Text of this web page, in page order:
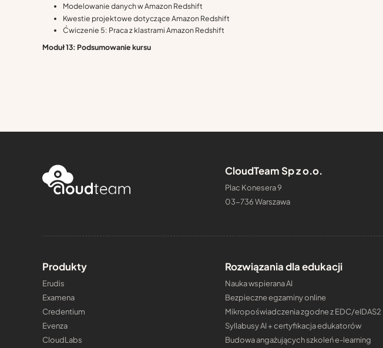
Modelowanie danych w Amazon Redshift
Kwestie projektowe dotyczące Amazon Redshift
Ćwiczenie 5: Praca z klastrami Amazon Redshift
Moduł 13: Podsumowanie kursu
CloudTeam Sp z o.o.
Plac Konesera 9
03-736 Warszawa
Produkty
Erudis
Examena
Credentium
Evenza
CloudLabs
Rozwiązania dla edukacji
Nauka wspierana AI
Bezpieczne egzaminy online
Mikropoświadczenia zgodne z EDC/eIDAS2
Syllabusy AI + certyfikacja edukatorów
Budowa angażujących szkoleń e-learning